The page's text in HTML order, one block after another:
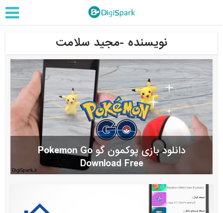
نویسنده -مجید سلامت
دانلود بازی پوکمون گو Pokemon Go
Download Free